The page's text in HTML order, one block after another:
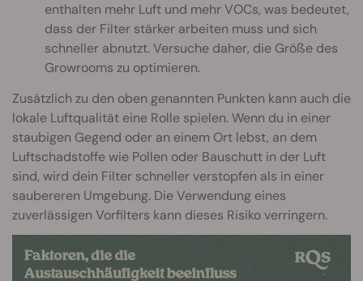
enthalten mehr Luft und mehr VOCs, was bedeutet,
dass der Filter stärker arbeiten muss und sich
schneller abnutzt. Versuche daher, die Größe des
Growrooms zu optimieren.
Zusätzlich zu den oben genannten Punkten kann auch die
lokale Luftqualität eine Rolle spielen. Wenn du in einer
staubigen Gegend oder an einem Ort lebst, an dem
Luftschadstoffe wie Pollen oder Bauschutt in der Luft
sind, wird dein Filter schneller verstopfen als in einer
saubereren Umgebung. Die Verwendung eines
zuverlässigen Vorfilters kann dieses Risiko verringern.